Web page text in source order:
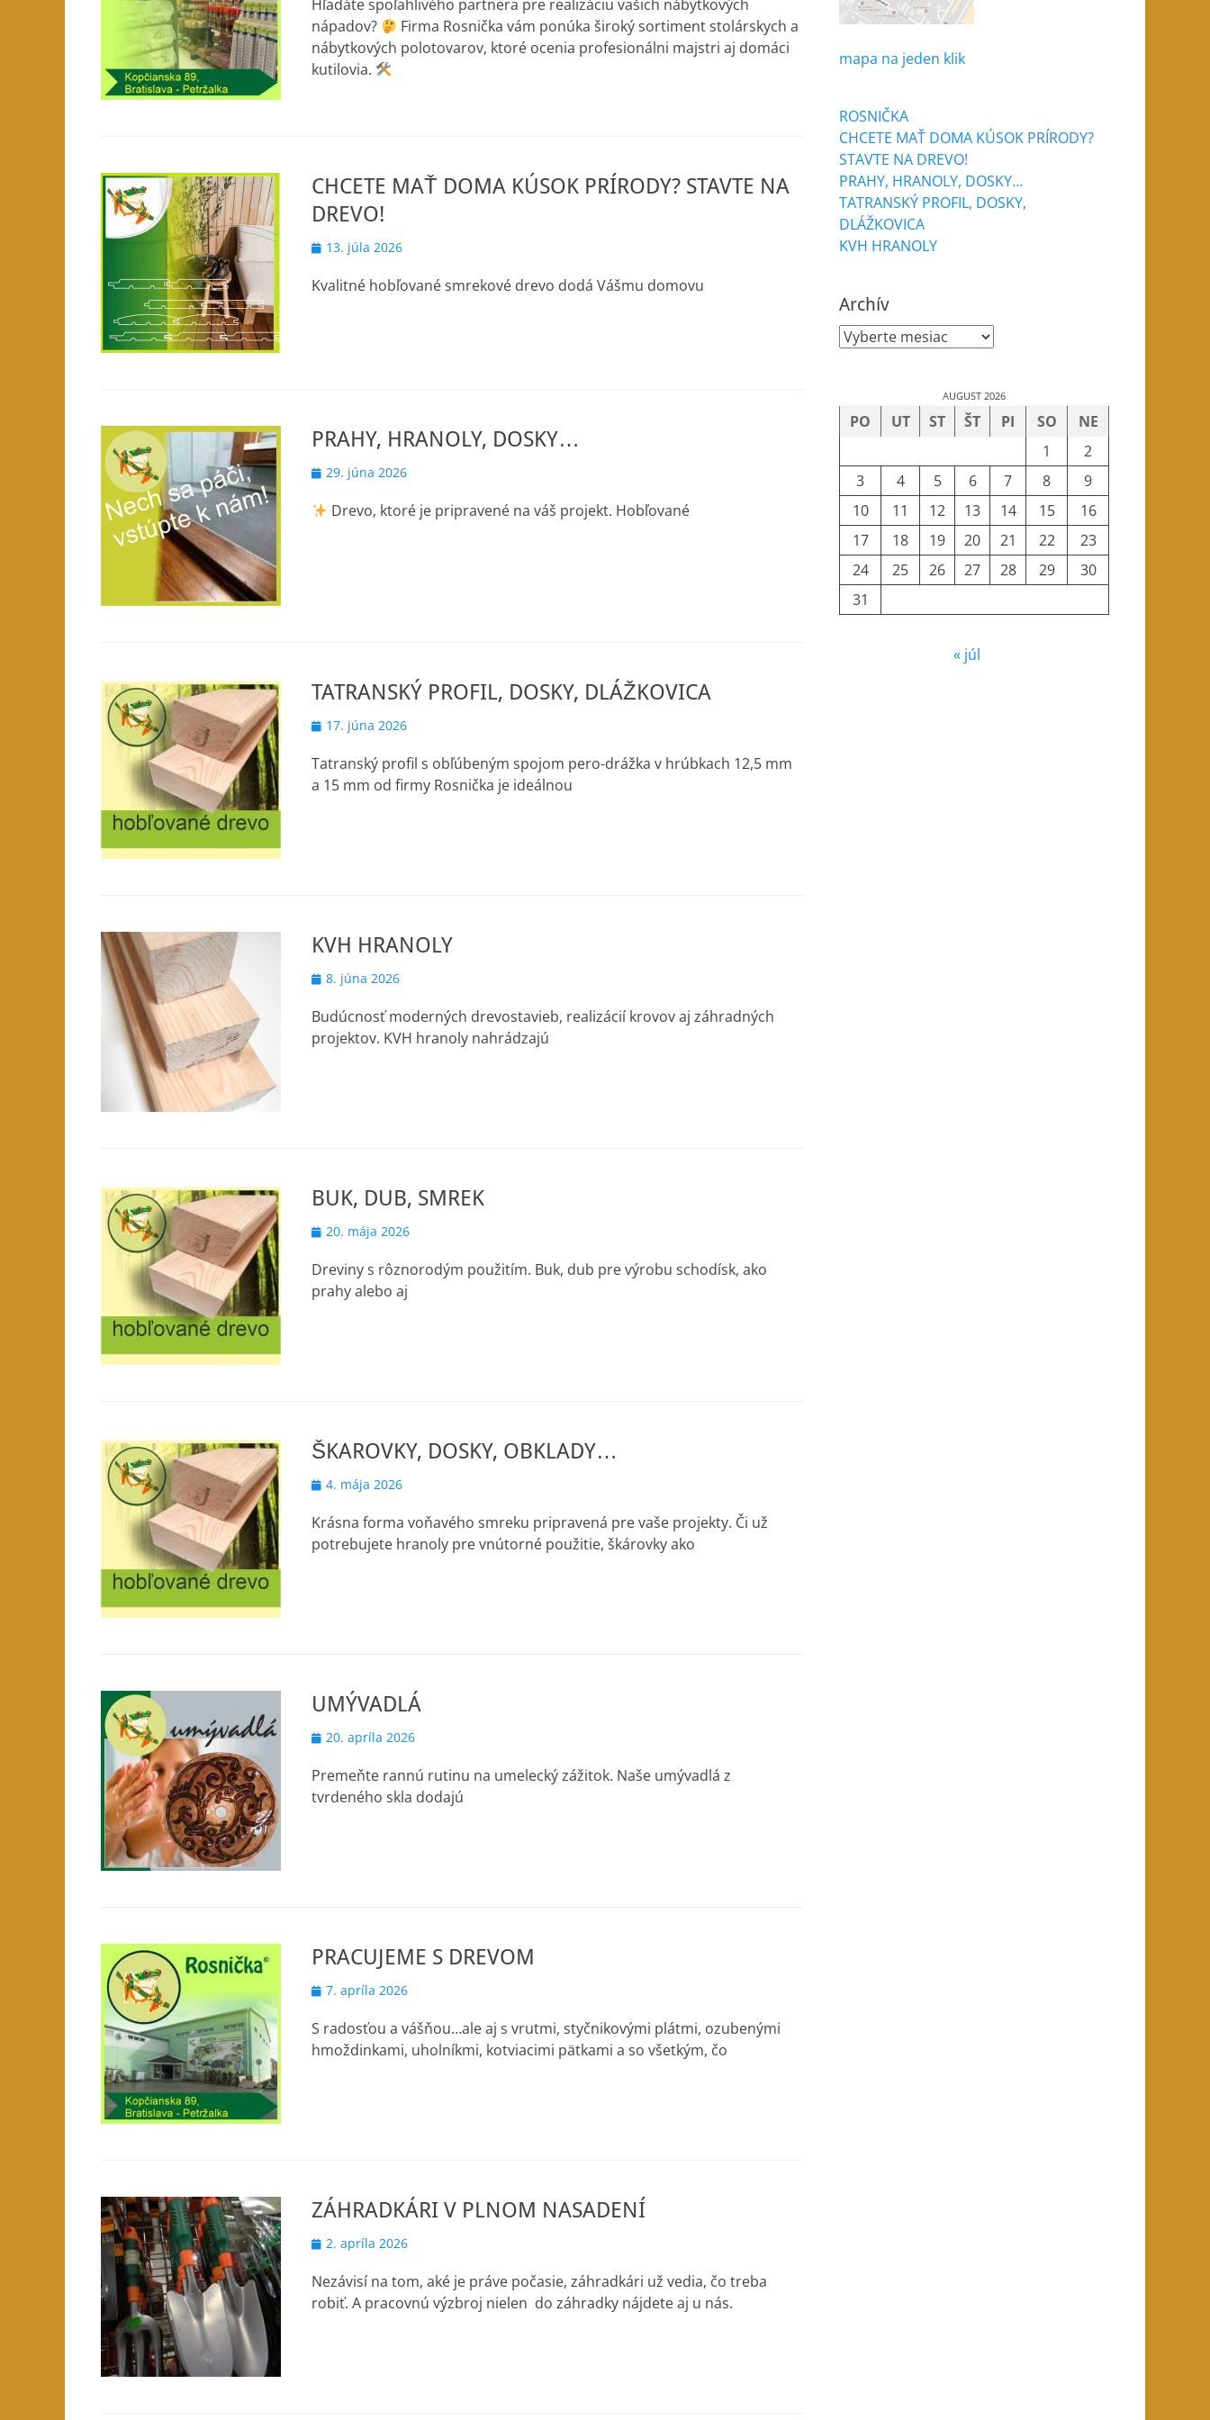
Hľadáte spoľahlivého partnera pre realizáciu vašich nábytkových
nápadov?
Firma Rosnička vám ponúka široký sortiment stolárskych a
nábytkových polotovarov, ktoré ocenia profesionálni majstri aj domáci
kutilovia.
CHCETE MAŤ DOMA KÚSOK PRÍRODY? STAVTE NA
DREVO!
Posted
13. júla 2026
Kvalitné hobľované smrekové drevo dodá Vášmu domovu
PRAHY, HRANOLY, DOSKY…
Posted
29. júna 2026
Drevo, ktoré je pripravené na váš projekt. Hobľované
TATRANSKÝ PROFIL, DOSKY, DLÁŽKOVICA
Posted
17. júna 2026
Tatranský profil s obľúbeným spojom pero-drážka v hrúbkach 12,5 mm
a 15 mm od firmy Rosnička je ideálnou
KVH HRANOLY
Posted
8. júna 2026
Budúcnosť moderných drevostavieb, realizácií krovov aj záhradných
projektov. KVH hranoly nahrádzajú
BUK, DUB, SMREK
Posted
20. mája 2026
Dreviny s rôznorodým použitím. Buk, dub pre výrobu schodísk, ako
prahy alebo aj
ŠKAROVKY, DOSKY, OBKLADY…
Posted
4. mája 2026
Krásna forma voňavého smreku pripravená pre vaše projekty. Či už
potrebujete hranoly pre vnútorné použitie, škárovky ako
UMÝVADLÁ
Posted
20. apríla 2026
Premeňte rannú rutinu na umelecký zážitok. Naše umývadlá z
tvrdeného skla dodajú
PRACUJEME S DREVOM
Posted
7. apríla 2026
S radosťou a vášňou…ale aj s vrutmi, styčnikovými plátmi, ozubenými
hmoždinkami, uholníkmi, kotviacimi pätkami a so všetkým, čo
ZÁHRADKÁRI V PLNOM NASADENÍ
Posted
2. apríla 2026
Nezávisí na tom, aké je práve počasie, záhradkári už vedia, čo treba
robiť. A pracovnú výzbroj nielen do záhradky nájdete aj u nás.
mapa na jeden klik
ROSNIČKA
CHCETE MAŤ DOMA KÚSOK PRÍRODY?
STAVTE NA DREVO!
PRAHY, HRANOLY, DOSKY…
TATRANSKÝ PROFIL, DOSKY,
DLÁŽKOVICA
KVH HRANOLY
Archív
Archív
AUGUST 2026
PO UT ST ŠT PI SO
NE
1
2
3
4 5 6 7 8
9
10
11 12 13 14 15
16
17
18 19 20 21 22
23
24
25 26 27 28 29
30
31
« júl